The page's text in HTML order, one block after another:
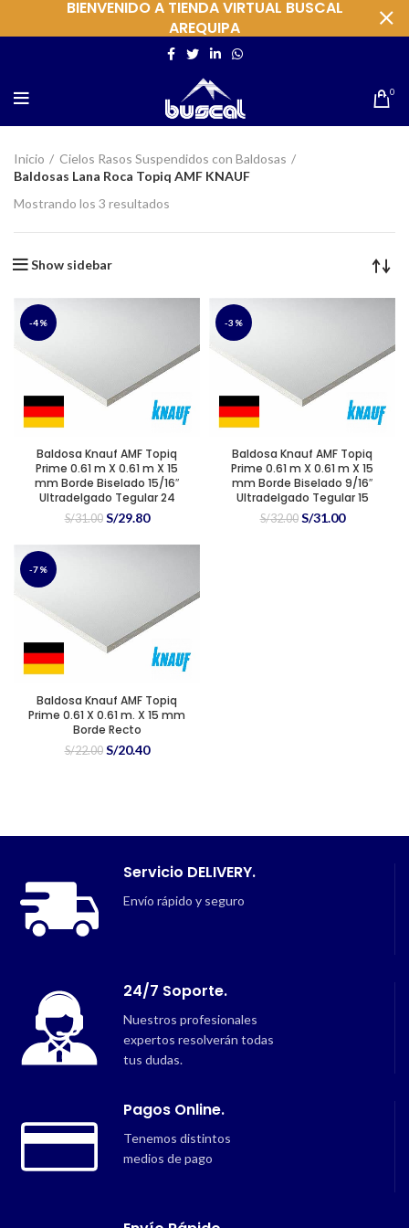
0
Inicio
Cielos Rasos Suspendidos con Baldosas
Baldosas Lana Roca Topiq AMF KNAUF
Mostrando los 3 resultados
Show sidebar
-4%
Baldosa Knauf AMF Topiq
Prime 0.61 m X 0.61 m X 15
mm Borde Biselado 15/16″
Ultradelgado Tegular 24
S/31.00 El
original
S/29.80El
actual
-3%
Baldosa Knauf AMF Topiq
Prime 0.61 m X 0.61 m X 15
mm Borde Biselado 9/16″
Ultradelgado Tegular 15
S/32.00 El
S/31.00El
-7%
Baldosa Knauf AMF Topiq
Prime 0.61 X 0.61 m. X 15 mm
Borde Recto
S/22.00 El
S/20.40El
Servicio DELIVERY.
Envío rápido y seguro
24/7 Soporte.
Nuestros profesionales
expertos resolverán todas
tus dudas.
Pagos Online.
Tenemos distintos
medios de pago
BIENVENIDO A TIENDA VIRTUAL BUSCAL
AREQUIPA